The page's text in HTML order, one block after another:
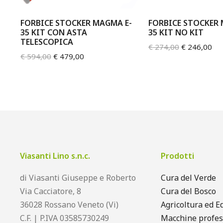
FORBICE STOCKER MAGMA E-
35 KIT CON ASTA
TELESCOPICA
€594,00 €479,00
FORBICE STOCKER
35 KIT NO KIT
€274,00 €246,00
Viasanti Lino s.n.c.
di Viasanti Giuseppe e Roberto
Via Cacciatore, 8
36028 Rossano Veneto (Vi)
C.F. | P.IVA 03585730249
Prodotti
Cura del Verde
Cura del Bosco
Agricoltura ed
Macchine